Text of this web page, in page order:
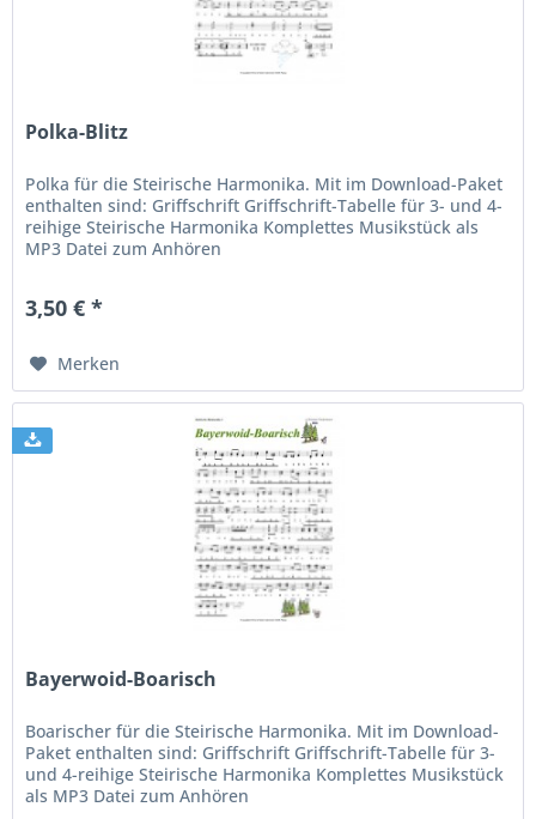
Polka-Blitz
Polka für die Steirische Harmonika. Mit im Download-Paket
enthalten sind: Griffschrift Griffschrift-Tabelle für 3- und 4-
reihige Steirische Harmonika Komplettes Musikstück als
MP3 Datei zum Anhören
3,50 € *
Merken
Bayerwoid-Boarisch
Boarischer für die Steirische Harmonika. Mit im Download-
Paket enthalten sind: Griffschrift Griffschrift-Tabelle für 3-
und 4-reihige Steirische Harmonika Komplettes Musikstück
als MP3 Datei zum Anhören